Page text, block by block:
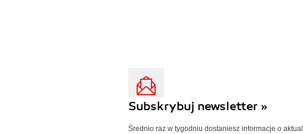
Subskrybuj newsletter »
Średnio raz w tygodniu dostaniesz informacje o